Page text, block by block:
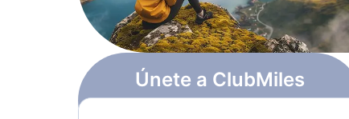
Únete a ClubMiles